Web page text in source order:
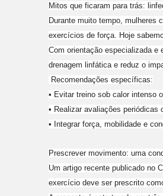
Mitos que ficaram para trás:
Durante muito tempo, mulheres
exercícios de força. Hoje
Com orientação especializada e
drenagem linfática e reduz o
Recomendações específicas:
• Evitar treino sob calor intenso
• Realizar avaliações periódicas
• Integrar força, mobilidade e
Prescrever movimento: uma
Um artigo recente publicado no
exercício deve ser prescrito